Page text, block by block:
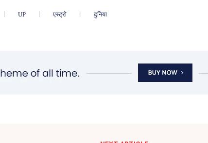
UP एस्ट्रो दुनिया